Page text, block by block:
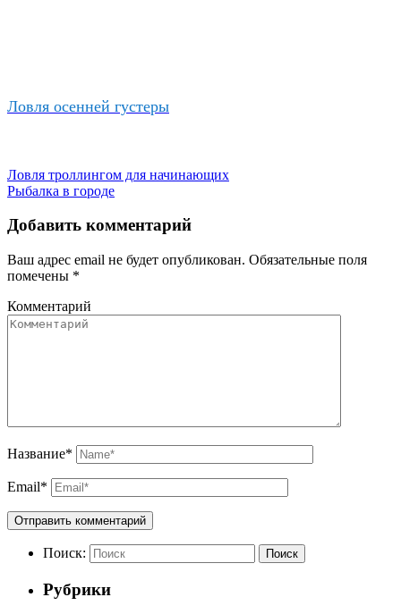
Ловля осенней густеры
Ловля троллингом для начинающих
Рыбалка в городе
Добавить комментарий
Ваш адрес email не будет опубликован. Обязательные поля
помечены *
Комментарий
Название*
Email*
Поиск: Поиск
Рубрики